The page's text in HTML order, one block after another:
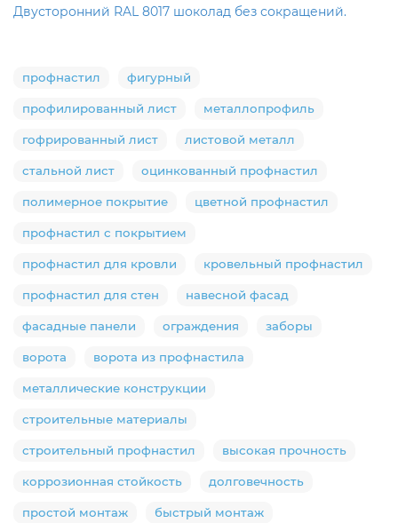
Двусторонний RAL 8017 шоколад без сокращений.
профнастил фигурный
профилированный лист металлопрофиль
гофрированный лист листовой металл
стальной лист оцинкованный профнастил
полимерное покрытие цветной профнастил
профнастил с покрытием
профнастил для кровли кровельный профнастил
профнастил для стен навесной фасад
фасадные панели ограждения заборы
ворота ворота из профнастила
металлические конструкции
строительные материалы
строительный профнастил высокая прочность
коррозионная стойкость долговечность
простой монтаж быстрый монтаж